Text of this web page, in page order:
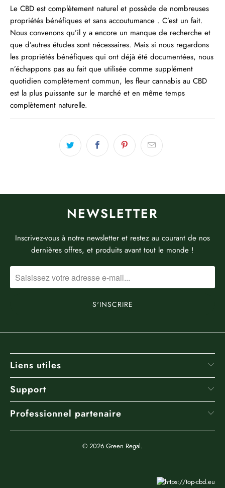
Le CBD est complètement naturel et possède de nombreuses
propriétés bénéfiques et sans accoutumance . C’est un fait.
Nous convenons qu’il y a encore un manque de recherche et
que d’autres études sont nécessaires. Mais si nous regardons
les propriétés bénéfiques qui ont déjà été documentées, nous
n’échappons pas au fait que utilisée comme supplément
quotidien complètement commun, les fleur cannabis au CBD
est la plus puissante sur le marché et en même temps
complètement naturelle.
NEWSLETTER
Inscrivez-vous à notre newsletter et restez au courant de nos
dernières offres, et produits avant tout le monde !
Liens utiles
Support
Professionnel partenaire
© 2026 Green Regal.